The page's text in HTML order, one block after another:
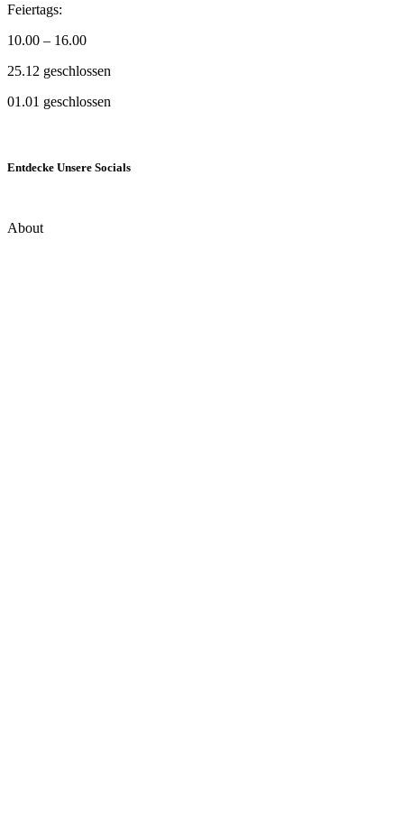
Feiertags:
10.00 – 16.00
25.12 geschlossen
01.01 geschlossen
Entdecke Unsere Socials
About